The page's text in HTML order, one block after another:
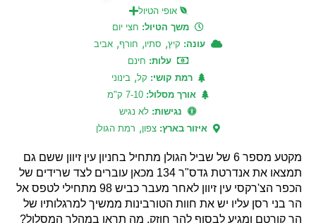
אופי הטיול
משך הטיול: חצי יום
עונה: קיץ, סתיו, חורף, אביב
עלות: חינם
רמת קושי: קל, בינוני
אורך מסלול: 7-10 ק"מ
נגישות: לא נגיש
איזור בארץ: צפון, רמת הגולן
מקטע מספר 6 של שביל הגולן מתחיל בחניון עין זיוון ששם גם
תמצאו את אנדרטת גדס"ר 134 מכאן עוברים לצד שרידים של
הכפר הצ'רקסי עין זיוון לאחר מעבר כביש 98 מתחילי לטפס אל
הר בני רסן עליו יש את חוות הטורבינות ממשיך למרגלותיו של
הר קורטם ומגיע לבסוף להר חוזק. מה תראו במהלך המסלול?